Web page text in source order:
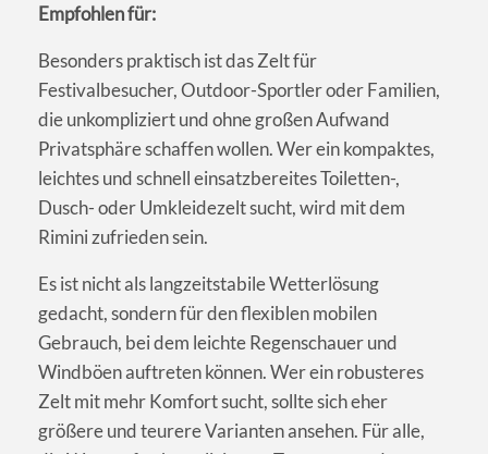
Empfohlen für:
Besonders praktisch ist das Zelt für
Festivalbesucher, Outdoor-Sportler oder Familien,
die unkompliziert und ohne großen Aufwand
Privatsphäre schaffen wollen. Wer ein kompaktes,
leichtes und schnell einsatzbereites Toiletten-,
Dusch- oder Umkleidezelt sucht, wird mit dem
Rimini zufrieden sein.
Es ist nicht als langzeitstabile Wetterlösung
gedacht, sondern für den flexiblen mobilen
Gebrauch, bei dem leichte Regenschauer und
Windböen auftreten können. Wer ein robusteres
Zelt mit mehr Komfort sucht, sollte sich eher
größere und teurere Varianten ansehen. Für alle,